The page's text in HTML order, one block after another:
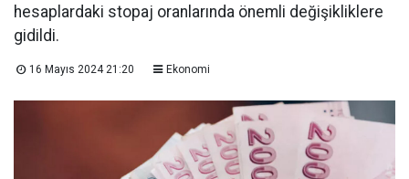
hesaplardaki stopaj oranlarında önemli değişikliklere
gidildi.
16 Mayıs 2024 21:20 Ekonomi